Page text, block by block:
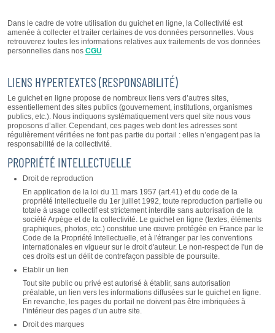
Dans le cadre de votre utilisation du guichet en ligne, la Collectivité est
amenée à collecter et traiter certaines de vos données personnelles. Vous
retrouverez toutes les informations relatives aux traitements de vos données
personnelles dans nos CGU
LIENS HYPERTEXTES (RESPONSABILITÉ)
Le guichet en ligne propose de nombreux liens vers d’autres sites,
essentiellement des sites publics (gouvernement, institutions, organismes
publics, etc.). Nous indiquons systématiquement vers quel site nous vous
proposons d’aller. Cependant, ces pages web dont les adresses sont
régulièrement vérifiées ne font pas partie du portail : elles n’engagent pas la
responsabilité de la collectivité.
PROPRIÉTÉ INTELLECTUELLE
Droit de reproduction
En application de la loi du 11 mars 1957 (art.41) et du code de la
propriété intellectuelle du 1er juillet 1992, toute reproduction partielle ou
totale à usage collectif est strictement interdite sans autorisation de la
société Arpège et de la collectivité. Le guichet en ligne (textes, éléments
graphiques, photos, etc.) constitue une œuvre protégée en France par le
Code de la Propriété Intellectuelle, et à l'étranger par les conventions
internationales en vigueur sur le droit d'auteur. Le non-respect de l'un de
ces droits est un délit de contrefaçon passible de poursuite.
Etablir un lien
Tout site public ou privé est autorisé à établir, sans autorisation
préalable, un lien vers les informations diffusées sur le guichet en ligne.
En revanche, les pages du portail ne doivent pas être imbriquées à
l’intérieur des pages d’un autre site.
Droit des marques